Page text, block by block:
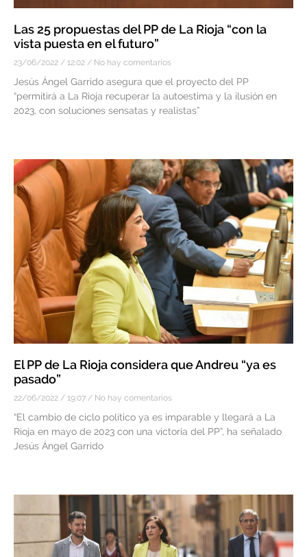
Las 25 propuestas del PP de La Rioja “con la
vista puesta en el futuro”
23/06/2022 12:02 No hay comentarios
Jesús Ángel Garrido asegura que el proyecto del PP
“permitirá a La Rioja recuperar la autoestima y la ilusión en
2023, con soluciones sensatas y realistas”
El PP de La Rioja considera que Andreu “ya es
pasado”
22/06/2022 19:07 No hay comentarios
“El cambio de ciclo político ya es imparable y llegará a La
Rioja en mayo de 2023 con una victoria del PP”, ha señalado
Jesús Ángel Garrido